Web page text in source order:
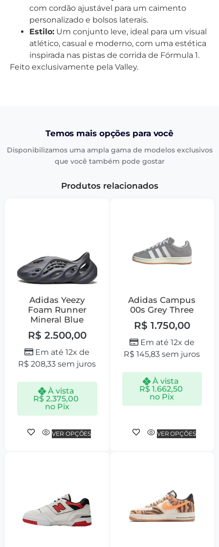
com cordão ajustável para um caimento
personalizado e bolsos laterais.
Estilo: Um conjunto leve, ideal para um visual
atlético, casual e moderno, com uma estética
inspirada nas pistas de corrida de Fórmula 1.
Feito exclusivamente pela Valley.
Temos mais opções para você
Disponibilizamos uma ampla gama de modelos exclusivos
que você também pode gostar
Produtos relacionados
Adidas Yeezy
Foam Runner
Mineral Blue
R$ 2.500,00
Em até 12x de
R$ 208,33 sem juros
À vista
R$ 2.375,00
no Pix
VER OPÇÕES
Adidas Campus
00s Grey Three
R$ 1.750,00
Em até 12x de
R$ 145,83 sem juros
À vista
R$1.662,50
no Pix
VER OPÇÕES